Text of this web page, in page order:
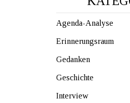
Agenda-Analyse
Erinnerungsraum
Gedanken
Geschichte
Interview